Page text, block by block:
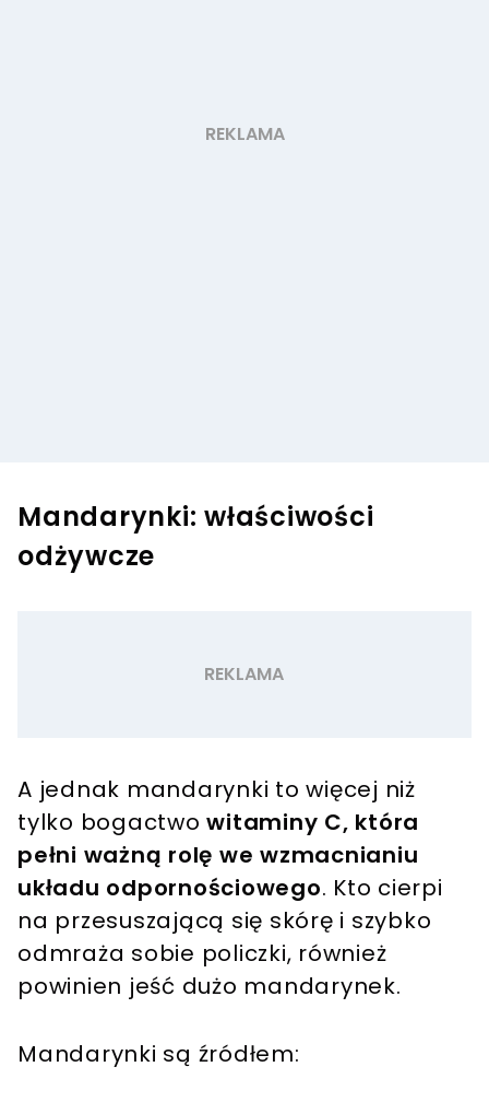
Mandarynki: właściwości
odżywcze
A jednak mandarynki to więcej niż
tylko bogactwowitaminy C, która
pełni ważną rolę we wzmacnianiu
układu odpornościowego. Kto cierpi
na przesuszającą się skórę i szybko
odmraża sobie policzki, również
powinien jeść dużo mandarynek.
Mandarynki są źródłem: